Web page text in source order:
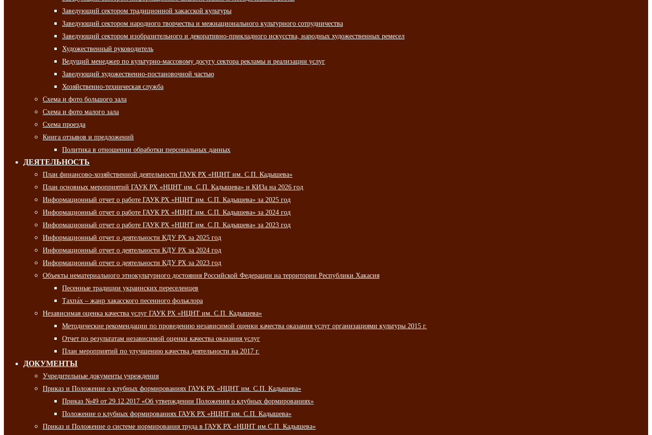
Заведующий сектором традиционной хакасской культуры
Заведующий сектором народного творчества и межнационального культурного сотрудничества
Заведующий сектором изобразительного и декоративно-прикладного искусства, народных художественных ремесел
Художественный руководитель
Ведущий менеджер по культурно-массовому досугу сектора рекламы и реализации услуг
Заведующий художественно-постановочной частью
Хозяйственно-техническая служба
Схема и фото большого зала
Схема и фото малого зала
Схема проезда
Книга отзывов и предложений
Политика в отношении обработки персональных данных
ДЕЯТЕЛЬНОСТЬ
План финансово-хозяйственной деятельности ГАУК РХ «НЦНТ им. С.П. Кадышева»
План основных мероприятий ГАУК РХ «НЦНТ им. С.П. Кадышева» и КИЗа на 2026 год
Информационный отчет о работе ГАУК РХ «НЦНТ им. С.П. Кадышева» за 2025 год
Информационный отчет о работе ГАУК РХ «НЦНТ им. С.П. Кадышева» за 2024 год
Информационный отчет о работе ГАУК РХ «НЦНТ им. С.П. Кадышева» за 2023 год
Информационный отчет о деятельности КДУ РХ за 2025 год
Информационный отчет о деятельности КДУ РХ за 2024 год
Информационный отчет о деятельности КДУ РХ за 2023 год
Объекты нематериального этнокультурного достояния Российской Федерации на территории Республики Хакасия
Песенные традиции украинских переселенцев
Тахпа́х – жанр хакасского песенного фольклора
Независимая оценка качества услуг ГАУК РХ «НЦНТ им. С.П. Кадышева»
Методические рекомендации по проведению независимой оценки качества оказания услуг организациями культуры 2015 г.
Отчет по результатам независимой оценки качества оказания услуг
План мероприятий по улучшению качества деятельности на 2017 г.
ДОКУМЕНТЫ
Учредительные документы учреждения
Приказ и Положение о клубных формированиях ГАУК РХ «НЦНТ им. С.П. Кадышева»
Приказ №49 от 29.12.2017 «Об утверждении Положения о клубных формированиях»
Положение о клубных формированиях ГАУК РХ «НЦНТ им. С.П. Кадышева»
Приказ и Положение о системе нормирования труда в ГАУК РХ «НЦНТ им.С.П. Кадышева»